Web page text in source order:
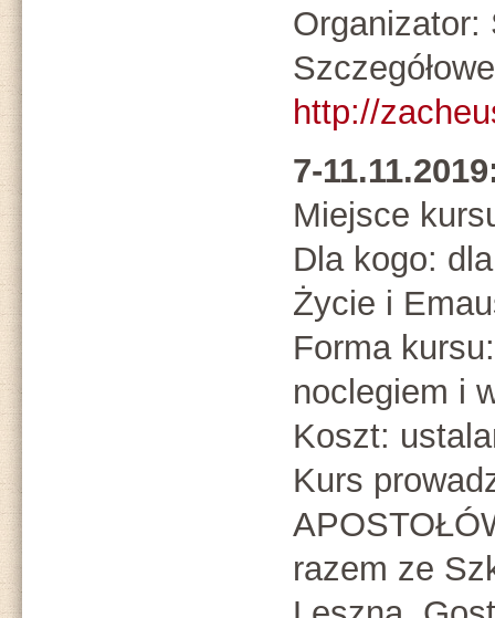
Organizator:
http://
7-
Miejsce
Dla kogo:
Życie i
Forma
noclegiem i
Koszt:
Kurs
razem ze